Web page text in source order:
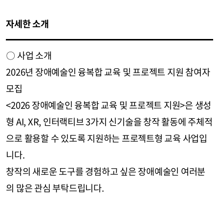
자세한 소개
〇 사업 소개
2026년 장애예술인 융복합 교육 및 프로젝트 지원 참여자
모집
​<2026 장애예술인 융복합 교육 및 프로젝트 지원>은 생성
형 AI, XR, 인터랙티브 3가지 신기술을 창작 활동에 주체적
으로 활용할 수 있도록 지원하는 프로젝트형 교육 사업입
니다.
창작의 새로운 도구를 경험하고 싶은 장애예술인 여러분
의 많은 관심 부탁드립니다.